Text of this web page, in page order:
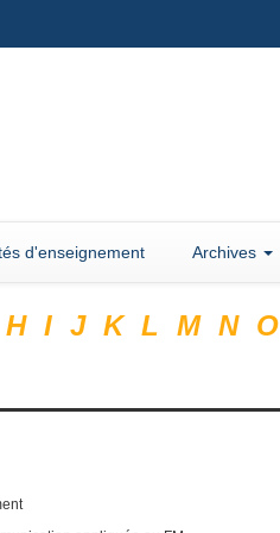
d'enseignement Archives
H I J K L M N O